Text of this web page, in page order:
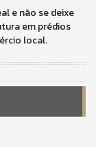
e não se deixe
em prédios
local.